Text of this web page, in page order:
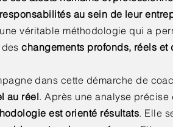
au sein de leur
véritable méthodologie qui a
deschangements profonds, réels et
dans cette démarche de
au réel. Après une analyse précise
est orienté résultats. Elle